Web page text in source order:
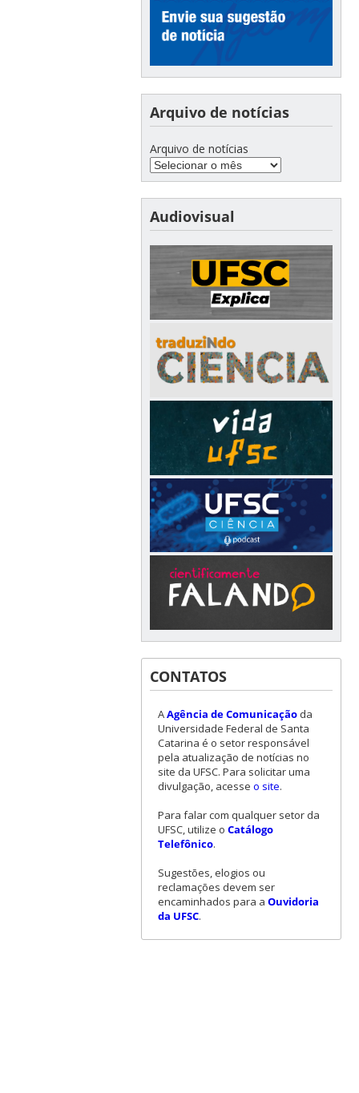
Arquivo de notícias
Arquivo de notícias
Audiovisual
CONTATOS
AAgência de Comunicaçãoda
Universidade Federal de Santa
Catarina é o setor responsável
pela atualização de notícias no
site da UFSC. Para solicitar uma
divulgação, acesse o site.
Para falar com qualquer setor da
UFSC, utilize o Catálogo
Telefônico.
Sugestões, elogios ou
reclamações devem ser
encaminhados para a Ouvidoria
da UFSC.